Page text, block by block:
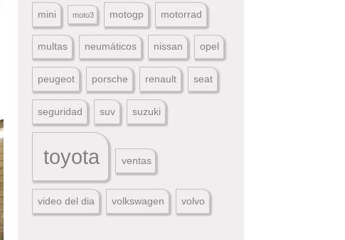
mini moto3 motogp motorrad
multas neumáticos nissan opel
peugeot porsche renault seat
seguridad suv suzuki
toyota ventas
video del dia volkswagen volvo